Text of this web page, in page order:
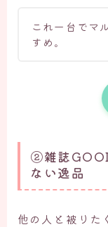
これ一台でマ
すめ。
②雑誌
ない逸品
他の人と被りた